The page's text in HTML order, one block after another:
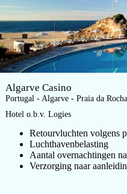
Algarve Casino
Portugal - Algarve - Praia da Rocha
Hotel o.b.v. Logies
Retourvluchten volgens
Luchthavenbelasting
Aantal overnachtingen
Verzorging naar